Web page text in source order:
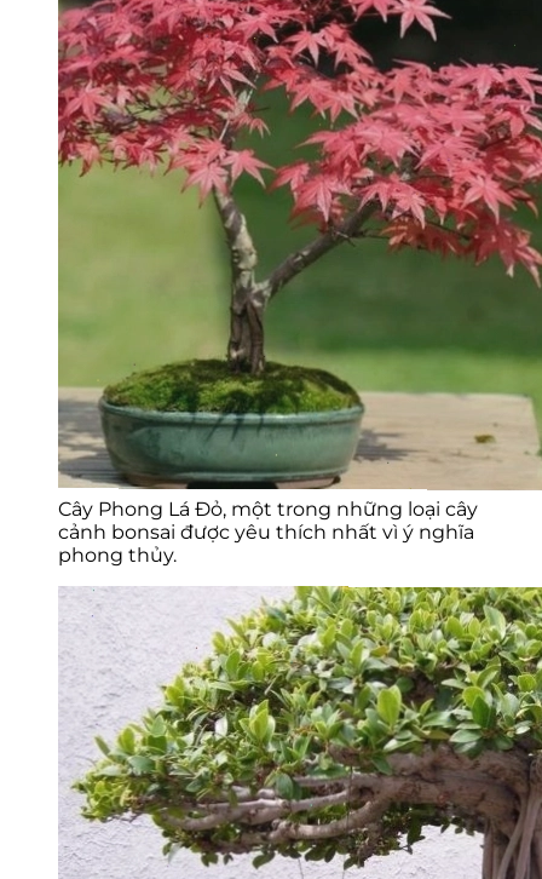
Cây Phong Lá Đỏ, một trong những loại cây
cảnh bonsai được yêu thích nhất vì ý nghĩa
phong thủy.